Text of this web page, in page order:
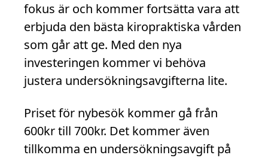
fokus är och kommer fortsätta vara att
erbjuda den bästa kiropraktiska vården
som går att ge. Med den nya
investeringen kommer vi behöva
justera undersökningsavgifterna lite.
Priset för nybesök kommer gå från
600kr till 700kr. Det kommer även
tillkomma en undersökningsavgift på